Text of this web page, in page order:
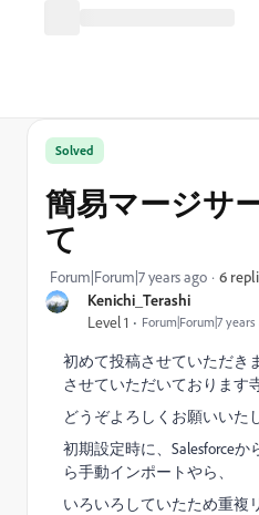
Kenichi_Terashi
Level 1 Forum|Forum|7 years
Solved
簡易マージサ
て
Forum|Forum|7 years ago 6
初めて投稿させていただき
させていただいております
どうぞよろしくお願いいた
初期設定時に、Salesforce
ら手動インポートやら、
いろいろしていたため重複